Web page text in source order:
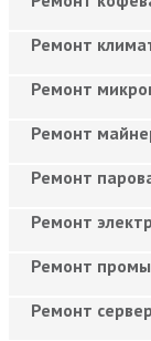
Ремонт
Ремонт
Ремонт
Ремонт
Ремонт
Ремонт
Ремонт